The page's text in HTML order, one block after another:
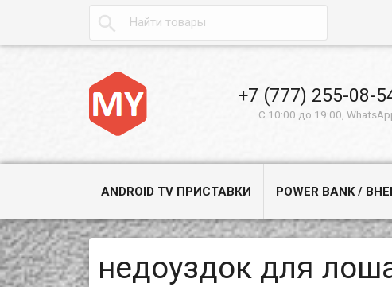

+7 (777) 255-08-
С 10:00 до 19:00,
ANDROID TV ПРИСТАВКИ POWER BANK /
недоуздок для